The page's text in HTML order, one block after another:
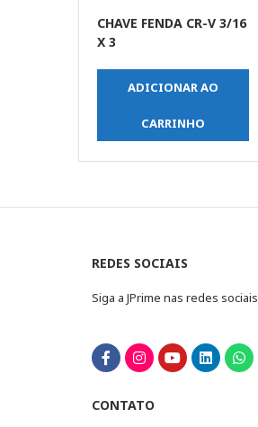
CHAVE FENDA CR-V 3/16
X 3
ADICIONAR AO
CARRINHO
REDES SOCIAIS
Siga a JPrime nas redes sociais
CONTATO